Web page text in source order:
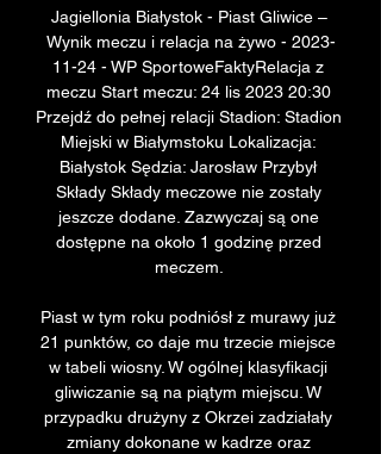
Jagiellonia Białystok - Piast Gliwice –
Wynik meczu i relacja na żywo - 2023-
11-24 - WP SportoweFaktyRelacja z
meczu Start meczu: 24 lis 2023 20:30
Przejdź do pełnej relacji Stadion: Stadion
Miejski w Białymstoku Lokalizacja:
Białystok Sędzia: Jarosław Przybył
Składy Składy meczowe nie zostały
jeszcze dodane. Zazwyczaj są one
dostępne na około 1 godzinę przed
meczem.
Piast w tym roku podniósł z murawy już
21 punktów, co daje mu trzecie miejsce
w tabeli wiosny. W ogólnej klasyfikacji
gliwiczanie są na piątym miejscu. W
przypadku drużyny z Okrzei zadziałały
zmiany dokonane w kadrze oraz